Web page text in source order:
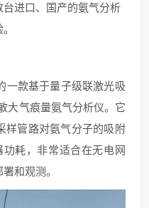
进口、国产的氨气分析
款基于量子级联激光吸
大气痕量氨气分析仪。它
样管路对氨气分子的吸附
耗，非常适合在无电网
和观测。